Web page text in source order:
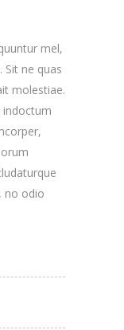
mel,
Sit ne quas
molestiae.
indoctum
no odio